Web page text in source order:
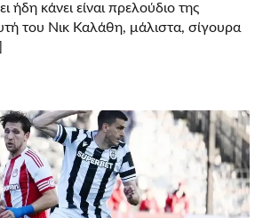
ήδη κάνει είναι πρελούδιο της
του Νικ Καλάθη, μάλιστα, σίγουρα